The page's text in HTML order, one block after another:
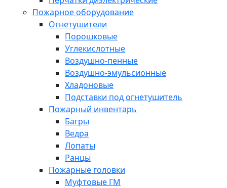
Пожарное оборудование
Огнетушители
Порошковые
Углекислотные
Воздушно-пенные
Воздушно-эмульсионные
Хладоновые
Подставки под огнетушитель
Пожарный инвентарь
Багры
Ведра
Лопаты
Ранцы
Пожарные головки
Муфтовые ГМ